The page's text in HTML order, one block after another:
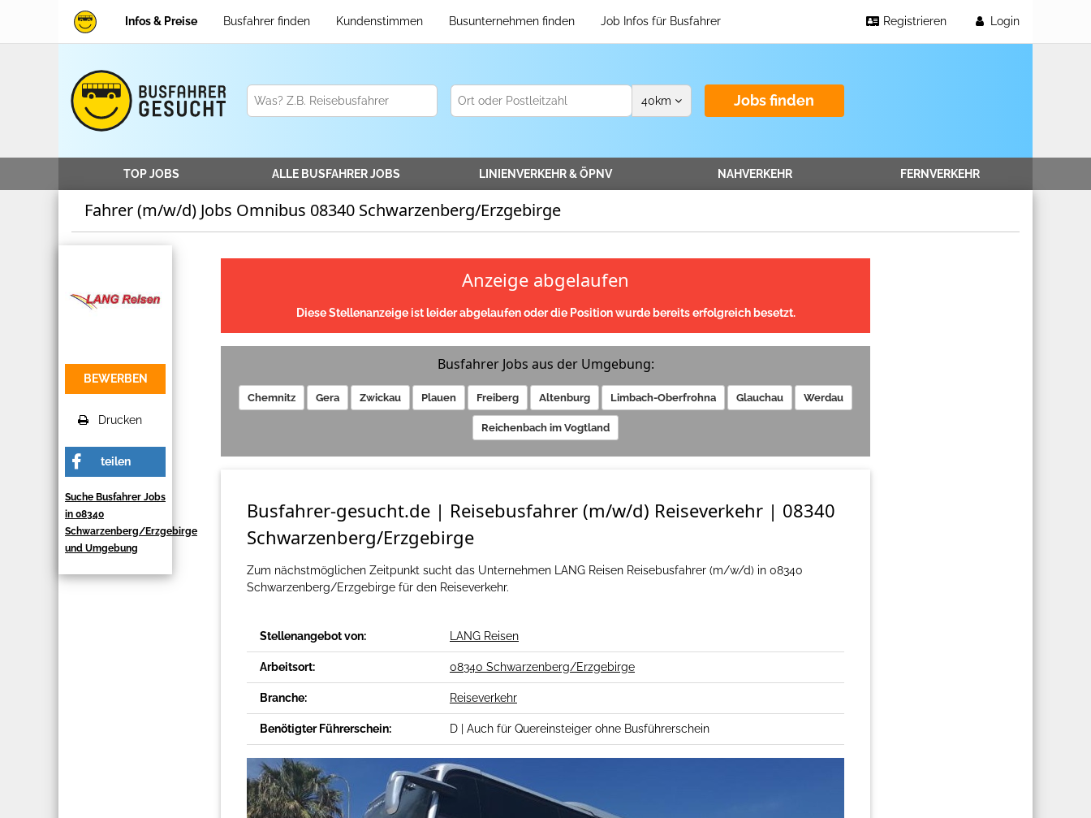
Infos & Preise Busfahrer finden Kundenstimmen Busunternehmen finden Job Infos für Busfahrer Login
Registrieren
40km Jobs finden
TOP JOBS ALLE BUSFAHRERJOBS LINIENVERKEHR& ÖPNV NAHVERKEHR FERNVERKEHR
Fahrer (m/w/d) Jobs Omnibus 08340 Schwarzenberg/Erzgebirge
BEWERBEN
Drucken
teilen
Suche Busfahrer Jobs
in 08340
Schwarzenberg/Erzgebirge
und Umgebung
Anzeige abgelaufen
Diese Stellenanzeige ist leider abgelaufen oder die Position wurde bereits erfolgreich besetzt.
Busfahrer Jobs aus der Umgebung:
Chemnitz Gera Zwickau Plauen Freiberg Altenburg Limbach-Oberfrohna Glauchau Werdau
Reichenbach im Vogtland
Busfahrer-gesucht.de | Reisebusfahrer (m/w/d) Reiseverkehr | 08340
Schwarzenberg/Erzgebirge
Zum nächstmöglichen Zeitpunkt sucht das Unternehmen LANG Reisen Reisebusfahrer (m/w/d) in 08340
Schwarzenberg/Erzgebirge für den Reiseverkehr.
Stellenangebot von: LANG Reisen
Arbeitsort: 08340 Schwarzenberg/Erzgebirge
Branche: Reiseverkehr
Benötigter Führerschein: D | Auch für Quereinsteiger ohne Busführerschein